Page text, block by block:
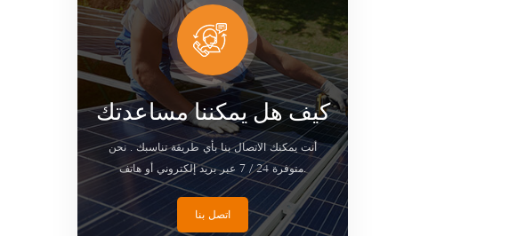
كيف هل يمكننا مساعدتك
أنت يمكنك الاتصال بنا بأي طريقة تناسبك . نحن
متوفرة 24 / 7 عبر بريد إلكتروني أو هاتف.
اتصل بنا